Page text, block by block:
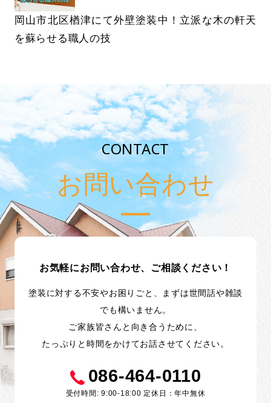
岡山市北区楢津にて外壁塗装中！立派な木の軒天
を蘇らせる職人の技
CONTACT
お問い合わせ
お気軽にお問い合わせ、ご相談ください！
塗装に対する不安やお困りごと、まずは世間話や雑談
でも構いません。
ご家族皆さんと向き合うために、
たっぷりと時間をかけてお話させてください。
086-464-0110
受付時間: 9:00-18:00 定休日：年中無休